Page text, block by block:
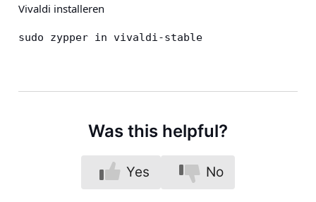
Vivaldi installeren
sudo zypper in vivaldi-stable
Was this helpful?
Yes No